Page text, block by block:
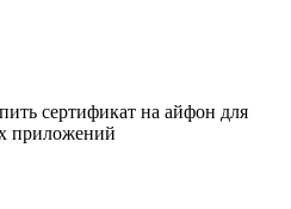
сертификат на айфон для
приложений